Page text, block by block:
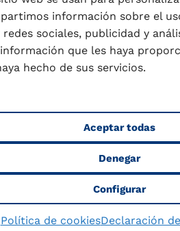
información sobre el
sociales, publicidad y
que les haya
hecho de sus servicios.
Aceptar todas
Denegar
Configurar
Política de cookiesDeclaración
Chocolate Zero